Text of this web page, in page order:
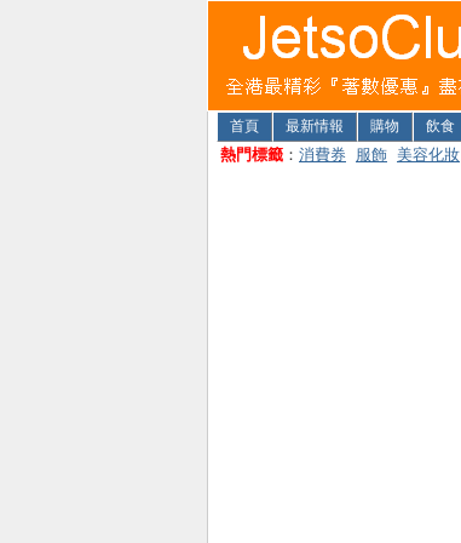
首頁 最新情報 購物 飲食
熱門標籤 ： 消費券 服飾 美容化妝